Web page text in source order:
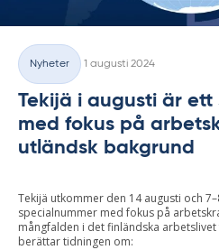
Kategorier
Nyheter
1 augusti 2024
Tekijä i augusti är ett
med fokus på
utländsk bakgrund
Tekijä utkommer den 14 augusti och
specialnummer med fokus på
mångfalden i det finländska
berättar tidningen om: